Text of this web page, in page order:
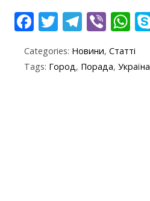
F
e
b
T
itt
er
T
e
gr
Vi
er
W
at
Categories: Новини, Статті
Tags: Город, Порада, Україна